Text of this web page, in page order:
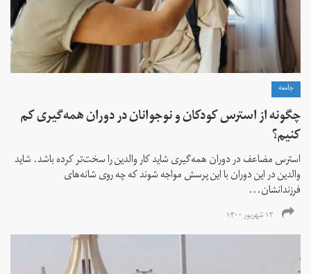
جامعه
چگونه از استرس کودکان و نوجوانان در دوران همه‌گیری کم
کنیم؟
استرس مضاعف در دوران همه‌گیری شاید کار والدین را سخت‌تر کرده باشد. شاید
والدین در این دوران با این پرسش مواجه شوند که چه روی شانه‌های
فرزندانشان...
۱۳ شهریور ۱۴۰۰